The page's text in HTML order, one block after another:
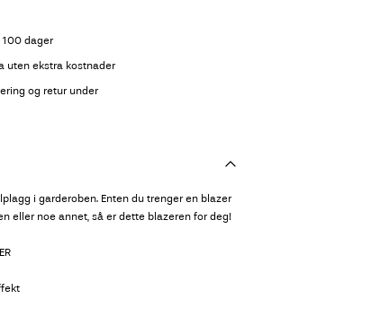
100 dager
uten ekstra kostnader
og retur under
i garderoben. Enten du trenger en blazer
eller noe annet, så er dette blazeren for deg!